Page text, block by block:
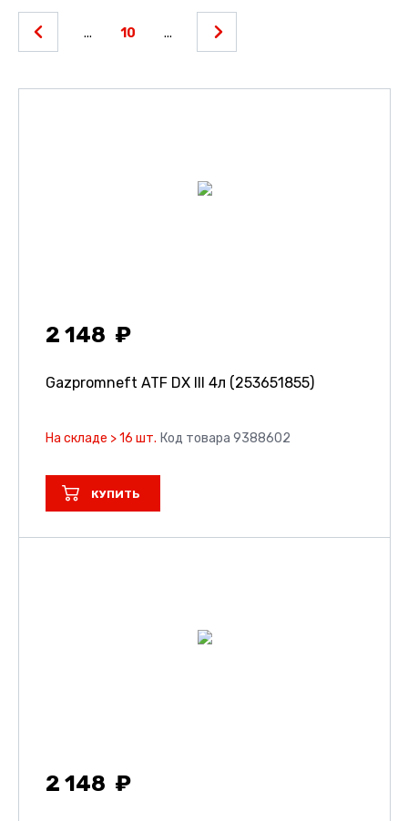
... 10 ...
2 148
Gazpromneft ATF DX III 4л (253651855)
На складе > 16 шт. Код товара 9388602
КУПИТЬ
2 148